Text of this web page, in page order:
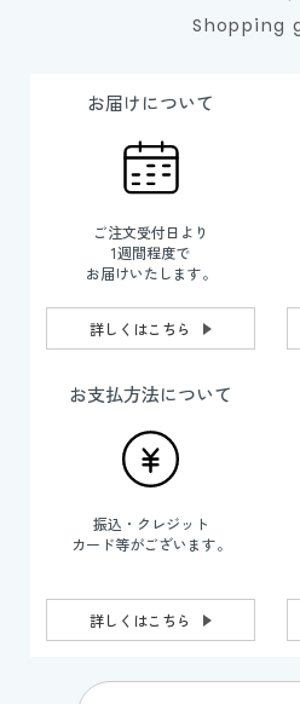
Shopping
お届けについて
ご注文受付日より
1週間程度で
お届けいたします。
詳しくはこちら
お支払方法について
振込・クレジット
カード等がございます。
詳しくはこちら